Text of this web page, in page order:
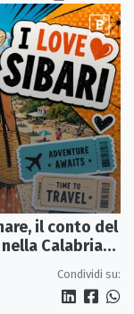
il conto del
Calabria
Condividi su: